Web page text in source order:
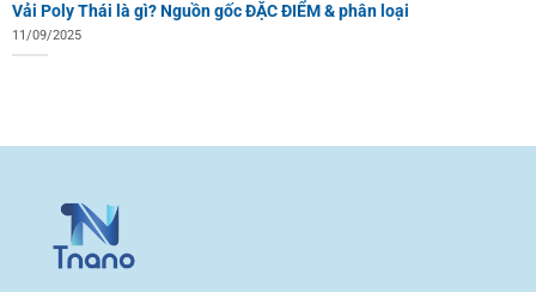
Vải Poly Thái là gì? Nguồn gốc ĐẶC ĐIỂM & phân loại
11/09/2025